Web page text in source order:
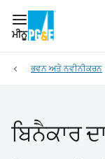
ਮੀਨੂ
ਭਵਨ ਅਤੇ ਨਵੀਨੀਕਰਨ
ਬਿਨੈਕਾਰ